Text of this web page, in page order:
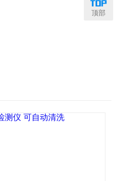
置能定时自动刮除传感器
顶部